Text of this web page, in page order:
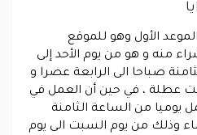
الأول وهو للموقع
منه و هو من يوم الأحد إلى
صباحا الى الرابعة عصرا و
عطلة ، في حين أن العمل في
من الساعة الثامنة
وذلك من يوم السبت الى يوم